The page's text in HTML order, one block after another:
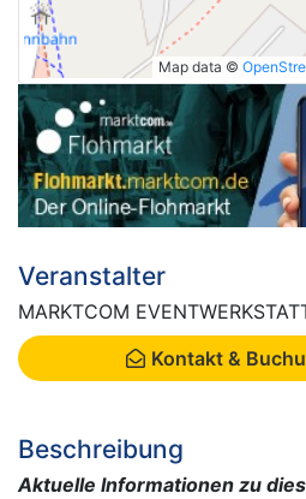
Map data ©
Veranstalter
MARKTCOM
Kontakt &
Beschreibung
Aktuelle Informationen zu